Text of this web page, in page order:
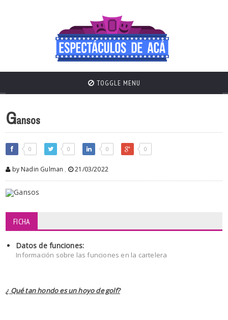
TOGGLE MENU
Gansos
0 0 0 0
by Nadin Gulman , 21/03/2022
FICHA
Datos de funciones:
Información sobre las funciones en la cartelera
¿ Qué tan hondo es un hoyo de golf?